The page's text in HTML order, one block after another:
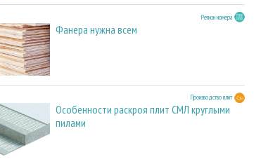
Регион номера
Фанера нужна всем
Производство плит
Особенности раскроя плит СМЛ круглыми
пилами